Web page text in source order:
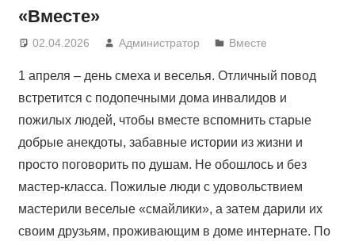
«Вместе»
02.04.2026 Администратор Вместе
1 апреля – день смеха и веселья. Отличный повод
встретится с подопечными дома инвалидов и
пожилых людей, чтобы вместе вспомнить старые
добрые анекдоты, забавные истории из жизни и
просто поговорить по душам. Не обошлось и без
мастер-класса. Пожилые люди с удовольствием
мастерили веселые «смайлики», а затем дарили их
своим друзьям, проживающим в доме интернате. По